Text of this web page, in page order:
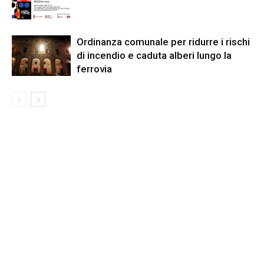
Ordinanza comunale per ridurre i rischi
di incendio e caduta alberi lungo la
ferrovia